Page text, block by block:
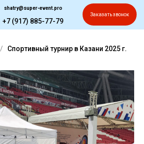
Заказать звонок
shatry@super-event.pro
+7 (917) 885-77-79
/ Спортивный турнир в Казани 2025 г.